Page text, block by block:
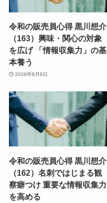
令和の販売員心得 黒川想介
（163）興味・関心の対象
を広げ 「情報収集力」の基
本養う
2026年8月6日
令和の販売員心得 黒川想介
（162）名刺ではじまる観
察癖つけ 重要な情報収集力
を高める